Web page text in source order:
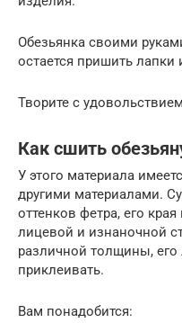
Обезьянка своими
остается пришить лапки
Творите с
Как сшить
У этого материала
другими материалами.
оттенков фетра, его
лицевой и изнаночной
различной толщины, его
приклеивать.
Вам понадобится: